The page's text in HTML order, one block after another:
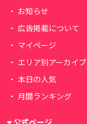
お知らせ
広告掲載について
マイページ
エリア別アーカイブ
本日の人気
月間ランキング
公式ページ